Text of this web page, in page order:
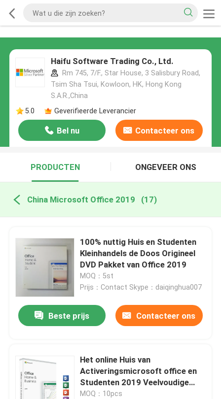
Haifu Software Trading Co., Ltd.
Rm 745, 7/F., Star House, 3 Salisbury Road,
Tsim Sha Tsui, Kowloon, HK, Hong Kong
S.A.R.,China
5.0
Geverifieerde Leverancier
Bel nu Contacteer ons
PRODUCTEN ONGEVEER ONS
China Microsoft Office 2019 (17)
100% nuttig Huis en Studenten
Kleinhandels de Doos Origineel
DVD Pakket van Office 2019
MOQ：5st
Prijs：Contact Skype：daiqinghua007
Beste prijs Contacteer ons
Het online Huis van
Activeringsmicrosoft office en
Studenten 2019 Veelvoudige
Taal
MOQ：10pcs